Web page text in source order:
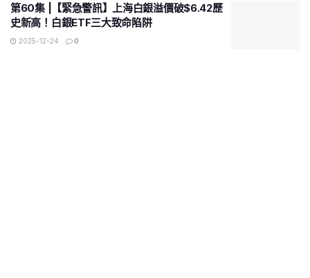
第60集 |【緊急警訊】上海白銀溢價破$6.42歷
史新高！白銀ETF三大致命陷阱
2025-12-24 0